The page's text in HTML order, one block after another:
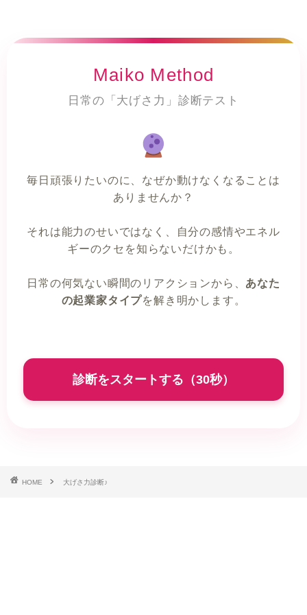
Maiko Method
日常の「大げさ力」診断テスト
毎日頑張りたいのに、なぜか動けなくなることは
ありませんか？
それは能力のせいではなく、自分の感情やエネル
ギーのクセを知らないだけかも。
日常の何気ない瞬間のリアクションから、 あなた
の起業家タイプを解き明かします。
診断をスタートする（30秒）
HOME 大げさ力診断♪